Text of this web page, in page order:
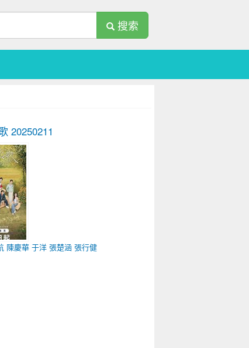
搜索
20250211
陳慶華 于洋 張楚涵 張行健